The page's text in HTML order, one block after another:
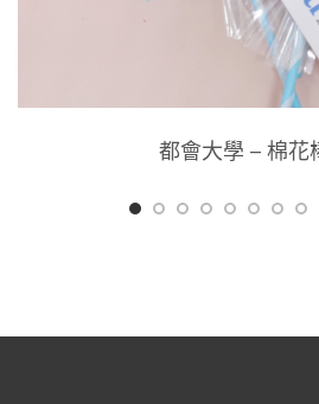
都會大學 – 棉花